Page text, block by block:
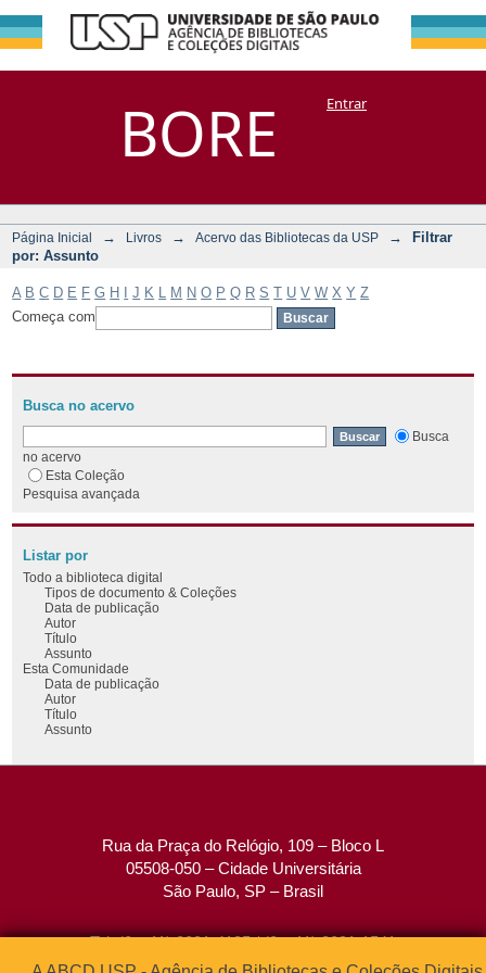
BORE
Filtrar por:
Assunto
DSpace/Manakin + CoriscoEntrar
Página Inicial → Livros → Acervo das Bibliotecas da USP →
Filtrar
por: Assunto
A B C D E F G H J K M N O P Q R S T U V W X Y Z
Começa com
Busca no acervo
Busca
no acervo
Esta Coleção
Pesquisa avançada
Listar por
Todo a biblioteca digital
Tipos de documento & Coleções
Data de publicação
Autor
Título
Assunto
Esta Comunidade
Data de publicação
Autor
Título
Assunto
Rua da Praça do Relógio, 109 – Bloco L
05508-050 – Cidade Universitária
São Paulo, SP – Brasil
Tel: (0xx11) 3091-4195 / (0xx11) 3091-1541
Fax: (0xx11) 3091-1567